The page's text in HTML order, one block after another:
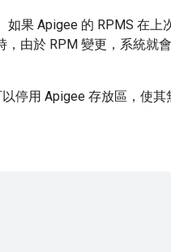
如果 Apigee 的 RPMS 在
由於 RPM 變更，系統就
停用 Apigee 存放區，使